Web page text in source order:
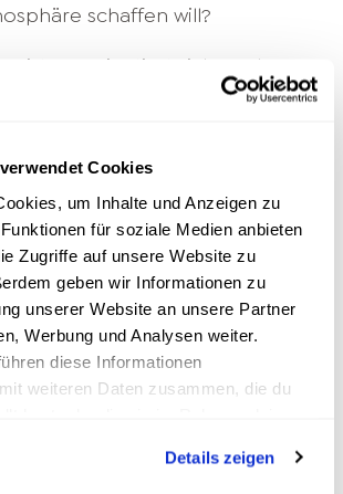
Cookies
um Inhalte und Anzeigen zu
für soziale Medien anbieten
Zugriffe auf unsere Website zu
geben wir Informationen zu
unserer Website an unsere Partner
Werbung und Analysen weiter.
diese Informationen
weiteren Daten zusammen, die du
Details zeigen
schaffen will?
Existenz orientiert sich an der
Menschen. Vergleiche dich
suchst. Jeder hat
und sich weiterzuentwickeln.
machen und eineInspiration
oder lieber ungestört dein
entscheidest du selbst.
der Existenz sind
der Existenz sind deine